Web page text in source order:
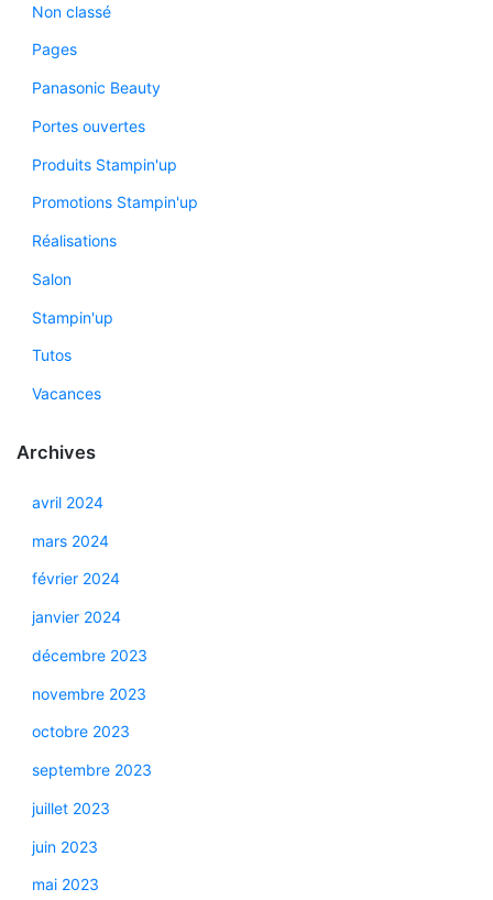
Non classé
Pages
Panasonic Beauty
Portes ouvertes
Produits Stampin'up
Promotions Stampin'up
Réalisations
Salon
Stampin'up
Tutos
Vacances
Archives
avril 2024
mars 2024
février 2024
janvier 2024
décembre 2023
novembre 2023
octobre 2023
septembre 2023
juillet 2023
juin 2023
mai 2023